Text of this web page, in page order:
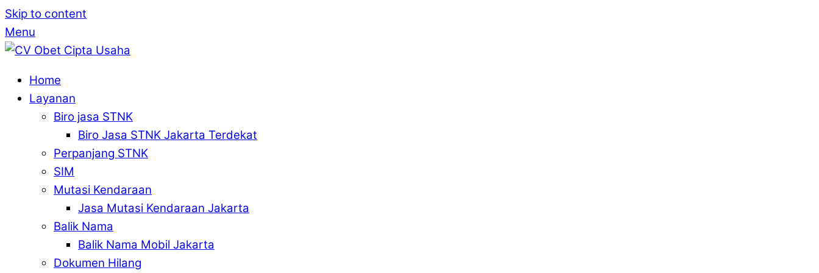
Skip to content
Menu
Home
Layanan
Biro jasa STNK
Biro Jasa STNK Jakarta Terdekat
Perpanjang STNK
SIM
Mutasi Kendaraan
Jasa Mutasi Kendaraan Jakarta
Balik Nama
Balik Nama Mobil Jakarta
Dokumen Hilang